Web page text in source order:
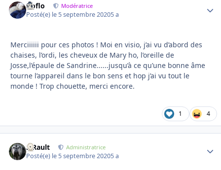
floflo Modératrice
Posté(e) le 5 septembre 20205 a
Merciiiiii pour ces photos ! Moi en visio, j’ai vu d’abord des
chaises, l’ordi, les cheveux de Mary ho, l’oreille de
Josse,l’épaule de Sandrine......jusqu’à ce qu’une bonne âme
tourne l’appareil dans le bon sens et hop j’ai vu tout le
monde ! Trop chouette, merci encore.
1 4
S.Rault Administratrice
Posté(e) le 5 septembre 20205 a